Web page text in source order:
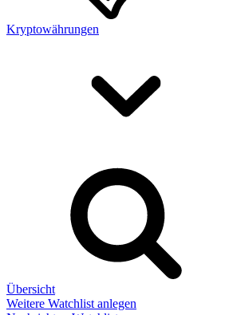
Kryptowährungen
Übersicht
Weitere Watchlist anlegen